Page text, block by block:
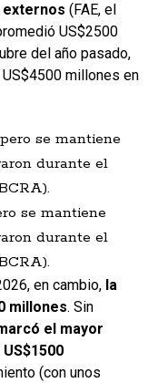
(FAE, el
US$2500
del año pasado,
millones en
se mantiene
durante el
en cambio, la
millones. Sin
el mayor
US$1500
(con unos